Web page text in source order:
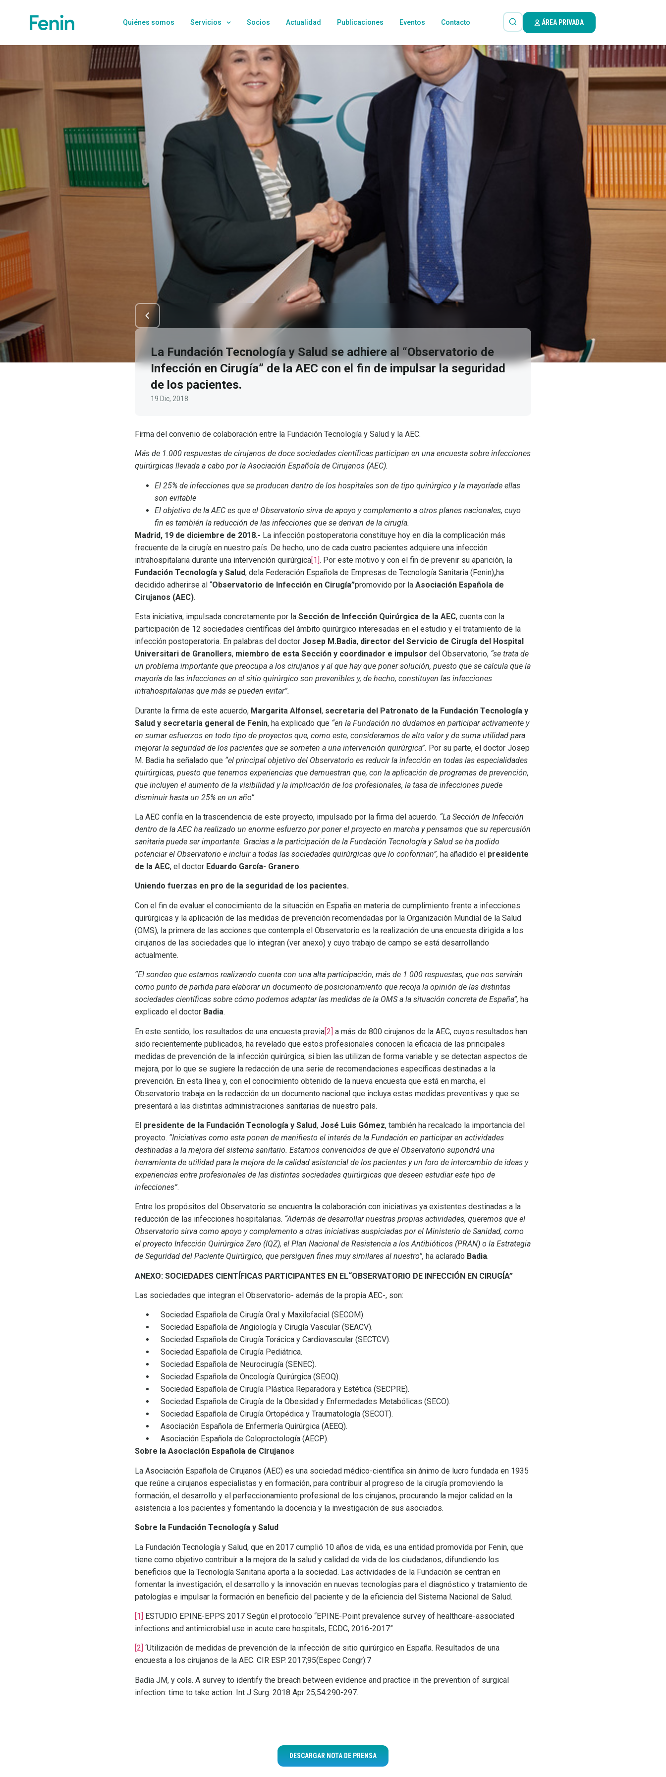
Quiénes somos Servicios Socios Actualidad Publicaciones Eventos Contacto ÁREA PRIVADA
La Fundación Tecnología y Salud se adhiere al “Observatorio de
Infección en Cirugía” de la AEC con el fin de impulsar la seguridad
de los pacientes.
19 Dic, 2018
Firma del convenio de colaboración entre la Fundación Tecnología y Salud y la AEC.
Más de 1.000 respuestas de cirujanos de doce sociedades científicas participan en una encuesta sobre infecciones
quirúrgicas llevada a cabo por la Asociación Española de Cirujanos (AEC).
El 25% de infecciones que se producen dentro de los hospitales son de tipo quirúrgico y la mayoríade ellas
son evitable
El objetivo de la AEC es que el Observatorio sirva de apoyo y complemento a otros planes nacionales, cuyo
fin es también la reducción de las infecciones que se derivan de la cirugía.
Madrid, 19 de diciembre de 2018.- La infección postoperatoria constituye hoy en día la complicación más
frecuente de la cirugía en nuestro país. De hecho, uno de cada cuatro pacientes adquiere una infección
intrahospitalaria durante una intervención quirúrgica[1]. Por este motivo y con el fin de prevenir su aparición, la
Fundación Tecnología y Salud, dela Federación Española de Empresas de Tecnología Sanitaria (Fenin),ha
decidido adherirse al “Observatorio de Infección en Cirugía”promovido por la Asociación Española de
Cirujanos (AEC).
Esta iniciativa, impulsada concretamente por la Sección de Infección Quirúrgica de la AEC, cuenta con la
participación de 12 sociedades científicas del ámbito quirúrgico interesadas en el estudio y el tratamiento de la
infección postoperatoria. En palabras del doctor Josep M.Badia, director del Servicio de Cirugía del Hospital
Universitari de Granollers, miembro de esta Sección y coordinador e impulsor del Observatorio, “se trata de
un problema importante que preocupa a los cirujanos y al que hay que poner solución, puesto que se calcula que la
mayoría de las infecciones en el sitio quirúrgico son prevenibles y, de hecho, constituyen las infecciones
intrahospitalarias que más se pueden evitar”.
Durante la firma de este acuerdo, Margarita Alfonsel, secretaria del Patronato de la Fundación Tecnología y
Salud y secretaria general de Fenin, ha explicado que “en la Fundación no dudamos en participar activamente y
en sumar esfuerzos en todo tipo de proyectos que, como este, consideramos de alto valor y de suma utilidad para
mejorar la seguridad de los pacientes que se someten a una intervención quirúrgica”. Por su parte, el doctor Josep
M. Badia ha señalado que “el principal objetivo del Observatorio es reducir la infección en todas las especialidades
quirúrgicas, puesto que tenemos experiencias que demuestran que, con la aplicación de programas de prevención,
que incluyen el aumento de la visibilidad y la implicación de los profesionales, la tasa de infecciones puede
disminuir hasta un 25% en un año”.
La AEC confía en la trascendencia de este proyecto, impulsado por la firma del acuerdo. “La Sección de Infección
dentro de la AEC ha realizado un enorme esfuerzo por poner el proyecto en marcha y pensamos que su repercusión
sanitaria puede ser importante. Gracias a la participación de la Fundación Tecnología y Salud se ha podido
potenciar el Observatorio e incluir a todas las sociedades quirúrgicas que lo conforman”, ha añadido el presidente
de la AEC, el doctor Eduardo García- Granero.
Uniendo fuerzas en pro de la seguridad de los pacientes.
Con el fin de evaluar el conocimiento de la situación en España en materia de cumplimiento frente a infecciones
quirúrgicas y la aplicación de las medidas de prevención recomendadas por la Organización Mundial de la Salud
(OMS), la primera de las acciones que contempla el Observatorio es la realización de una encuesta dirigida a los
cirujanos de las sociedades que lo integran (ver anexo) y cuyo trabajo de campo se está desarrollando
actualmente.
“El sondeo que estamos realizando cuenta con una alta participación, más de 1.000 respuestas, que nos servirán
como punto de partida para elaborar un documento de posicionamiento que recoja la opinión de las distintas
sociedades científicas sobre cómo podemos adaptar las medidas de la OMS a la situación concreta de España”, ha
explicado el doctor Badia.
En este sentido, los resultados de una encuesta previa[2] a más de 800 cirujanos de la AEC, cuyos resultados han
sido recientemente publicados, ha revelado que estos profesionales conocen la eficacia de las principales
medidas de prevención de la infección quirúrgica, si bien las utilizan de forma variable y se detectan aspectos de
mejora, por lo que se sugiere la redacción de una serie de recomendaciones específicas destinadas a la
prevención. En esta línea y, con el conocimiento obtenido de la nueva encuesta que está en marcha, el
Observatorio trabaja en la redacción de un documento nacional que incluya estas medidas preventivas y que se
presentará a las distintas administraciones sanitarias de nuestro país.
El presidente de la Fundación Tecnología y Salud, José Luis Gómez, también ha recalcado la importancia del
proyecto. “Iniciativas como esta ponen de manifiesto el interés de la Fundación en participar en actividades
destinadas a la mejora del sistema sanitario. Estamos convencidos de que el Observatorio supondrá una
herramienta de utilidad para la mejora de la calidad asistencial de los pacientes y un foro de intercambio de ideas y
experiencias entre profesionales de las distintas sociedades quirúrgicas que deseen estudiar este tipo de
infecciones”.
Entre los propósitos del Observatorio se encuentra la colaboración con iniciativas ya existentes destinadas a la
reducción de las infecciones hospitalarias. “Además de desarrollar nuestras propias actividades, queremos que el
Observatorio sirva como apoyo y complemento a otras iniciativas auspiciadas por el Ministerio de Sanidad, como
el proyecto Infección Quirúrgica Zero (IQZ), el Plan Nacional de Resistencia a los Antibióticos (PRAN) o la Estrategia
de Seguridad del Paciente Quirúrgico, que persiguen fines muy similares al nuestro”, ha aclarado Badia.
ANEXO: SOCIEDADES CIENTÍFICAS PARTICIPANTES EN EL“OBSERVATORIO DE INFECCIÓN EN CIRUGÍA”
Las sociedades que integran el Observatorio- además de la propia AEC-, son:
Sociedad Española de Cirugía Oral y Maxilofacial (SECOM).
Sociedad Española de Angiología y Cirugía Vascular (SEACV).
Sociedad Española de Cirugía Torácica y Cardiovascular (SECTCV).
Sociedad Española de Cirugía Pediátrica.
Sociedad Española de Neurocirugía (SENEC).
Sociedad Española de Oncología Quirúrgica (SEOQ).
Sociedad Española de Cirugía Plástica Reparadora y Estética (SECPRE).
Sociedad Española de Cirugía de la Obesidad y Enfermedades Metabólicas (SECO).
Sociedad Española de Cirugía Ortopédica y Traumatología (SECOT).
Asociación Española de Enfermería Quirúrgica (AEEQ).
Asociación Española de Coloproctología (AECP).
Sobre la Asociación Española de Cirujanos
La Asociación Española de Cirujanos (AEC) es una sociedad médico-científica sin ánimo de lucro fundada en 1935
que reúne a cirujanos especialistas y en formación, para contribuir al progreso de la cirugía promoviendo la
formación, el desarrollo y el perfeccionamiento profesional de los cirujanos, procurando la mejor calidad en la
asistencia a los pacientes y fomentando la docencia y la investigación de sus asociados.
Sobre la Fundación Tecnología y Salud
La Fundación Tecnología y Salud, que en 2017 cumplió 10 años de vida, es una entidad promovida por Fenin, que
tiene como objetivo contribuir a la mejora de la salud y calidad de vida de los ciudadanos, difundiendo los
beneficios que la Tecnología Sanitaria aporta a la sociedad. Las actividades de la Fundación se centran en
fomentar la investigación, el desarrollo y la innovación en nuevas tecnologías para el diagnóstico y tratamiento de
patologías e impulsar la formación en beneficio del paciente y de la eficiencia del Sistema Nacional de Salud.
[1] ESTUDIO EPINE-EPPS 2017 Según el protocolo “EPINE-Point prevalence survey of healthcare-associated
infections and antimicrobial use in acute care hospitals, ECDC, 2016-2017”
[2] ‘Utilización de medidas de prevención de la infección de sitio quirúrgico en España. Resultados de una
encuesta a los cirujanos de la AEC. CIR ESP. 2017;95(Espec Congr):7
Badia JM, y cols. A survey to identify the breach between evidence and practice in the prevention of surgical
infection: time to take action. Int J Surg. 2018 Apr 25;54:290-297.
DESCARGAR NOTA DE PRENSA